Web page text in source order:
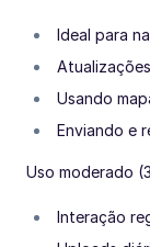
Ideal para
Usando
Enviando e
Uso moderado
Interação